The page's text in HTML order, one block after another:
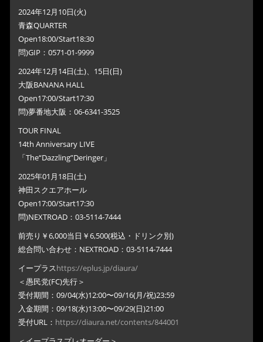
2024年12月10日(火)
青森QUARTER
Open18:00/Start18:30
問)GIP：0571-01-9999
2024年12月14日(土)、15日(日)
大阪BANANA HALL
Open17:00/Start17:30
問)夢番地大阪：06-6341-3525
TOUR FINAL
14th Anniversary LIVE
「The“Dazzling”Deringer」
2025年01月18日(土)
神田スクエアホール
Open17:00/Start17:30
問)NEXTROAD：03-5114-7444
前売り￥6,000当日￥6,500(税込・ドリンク別)
総合問い合わせ：NEXTROAD：03-5114-7444
イープラスhttps://eplus.jp/diaura/
＜愚民党(FC)先行＞
受付期間：09/04(水)12:00〜09/16(月/祝)23:59
入金期間：09/18(水)13:00〜09/29(日)21:00
受付URL： https://diaura.net/contents/844001